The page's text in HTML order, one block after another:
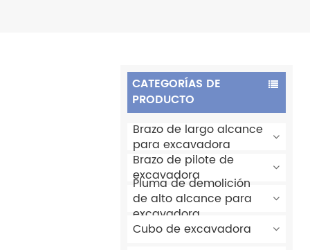
CATEGORÍAS DE
PRODUCTO
Brazo de largo alcance
para excavadora
Brazo de pilote de
excavadora
Pluma de demolición
de alto alcance para
excavadora
Cubo de excavadora